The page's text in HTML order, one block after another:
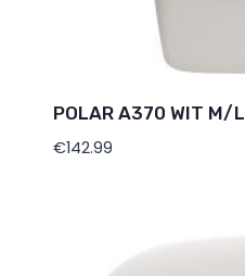
POLAR A370 WIT M/L
€142.99